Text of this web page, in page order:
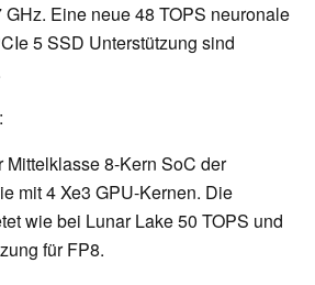
GHz. Eine neue 48 TOPS neuronale
5 SSD Unterstützung sind
:
Mittelklasse 8-Kern SoC der
mit 4 Xe3 GPU-Kernen. Die
wie bei Lunar Lake 50 TOPS und
für FP8.